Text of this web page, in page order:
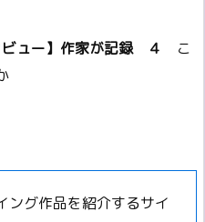
ビュー】作家が記録 ４
こ
ング作品を紹介するサイ